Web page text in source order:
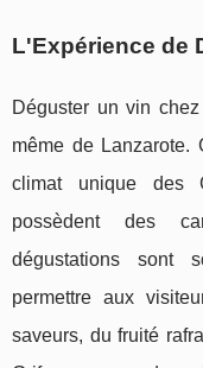
L'Expérience de
Déguster un vin
même de Lanzarote.
climat unique des
possèdent des
dégustations sont
permettre aux
saveurs, du fruité